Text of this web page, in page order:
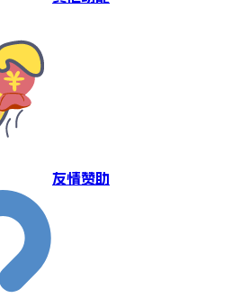
友情赞助